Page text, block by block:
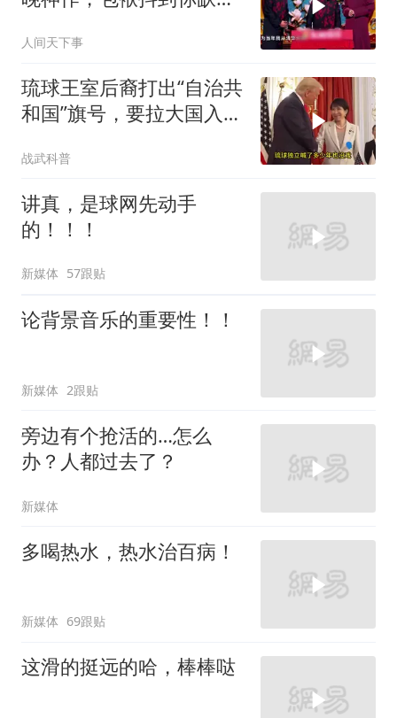
人间天下事
琉球王室后裔打出“自治共
和国”旗号，要拉大国入局
战武科普
讲真，是球网先动手
的！！！
新媒体 57跟贴
论背景音乐的重要性！！
新媒体 2跟贴
旁边有个抢活的…怎么
办？人都过去了？
新媒体
多喝热水，热水治百病！
新媒体 69跟贴
这滑的挺远的哈，棒棒哒